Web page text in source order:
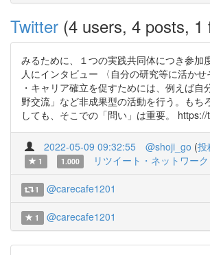
Twitter (4 users, 4 posts, 1
みるために、１つの実践共同体につき参加
人にインタビュー 〈自分の研究等に活かせ
・キャリア確立を促すためには、例えば自
野交流」など非成果型の活動を行う。もち
しても、そこでの「問い」は重要。
2022-05-09 09:32:55 @shoji_go (投
1
1.000 リツイート・ネットワー
1 @carecafe1201
1 @carecafe1201